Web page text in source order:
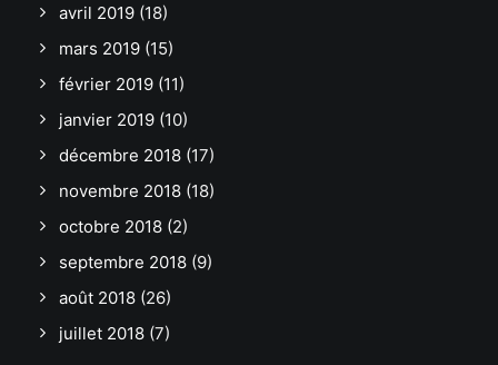
avril 2019 (18)
mars 2019 (15)
février 2019 (11)
janvier 2019 (10)
décembre 2018 (17)
novembre 2018 (18)
octobre 2018 (2)
septembre 2018 (9)
août 2018 (26)
juillet 2018 (7)